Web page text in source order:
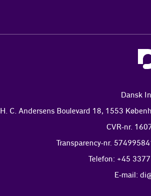
Dansk
H. C. Andersens Boulevard 18, 1553
CVR-nr.
Transparency-nr.
Telefon: +45
E-mail: